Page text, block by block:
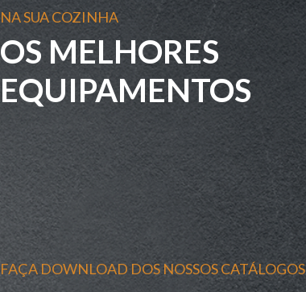
NA SUA COZINHA
OS MELHORES
EQUIPAMENTOS
FAÇA DOWNLOAD DOS NOSSOS CATÁLOGOS